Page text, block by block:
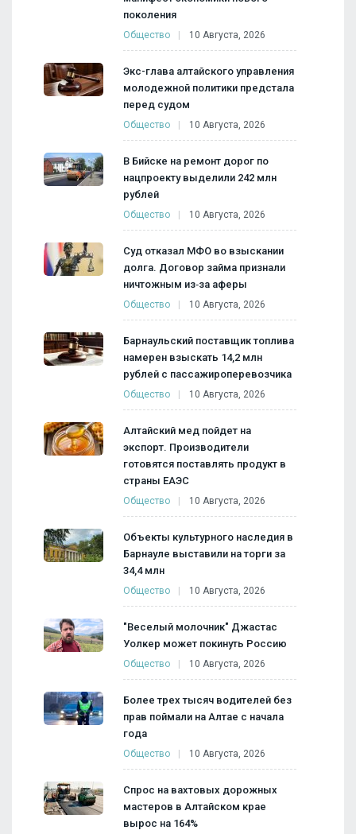
поколения
Общество 10 Августа, 2026
Экс-глава алтайского управления
молодежной политики предстала
перед судом
Общество 10 Августа, 2026
В Бийске на ремонт дорог по
нацпроекту выделили 242 млн
рублей
Общество 10 Августа, 2026
Суд отказал МФО во взыскании
долга. Договор займа признали
ничтожным из‑за аферы
Общество 10 Августа, 2026
Барнаульский поставщик топлива
намерен взыскать 14,2 млн
рублей с пассажироперевозчика
Общество 10 Августа, 2026
Алтайский мед пойдет на
экспорт. Производители
готовятся поставлять продукт в
страны ЕАЭС
Общество 10 Августа, 2026
Объекты культурного наследия в
Барнауле выставили на торги за
34,4 млн
Общество 10 Августа, 2026
"Веселый молочник" Джастас
Уолкер может покинуть Россию
Общество 10 Августа, 2026
Более трех тысяч водителей без
прав поймали на Алтае с начала
года
Общество 10 Августа, 2026
Спрос на вахтовых дорожных
мастеров в Алтайском крае
вырос на 164%